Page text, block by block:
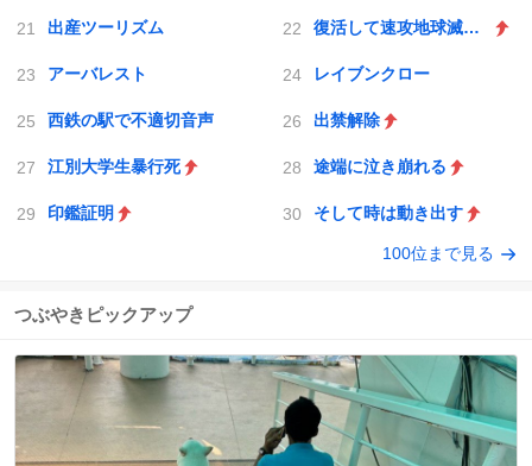
出産ツーリズム 復活して速攻地球滅亡の危機であります
アーバレスト レイブンクロー
西鉄の駅で不適切音声 出禁解除
江別大学生暴行死 途端に泣き崩れる
印鑑証明 そして時は動き出す
100位まで見る
つぶやきピックアップ